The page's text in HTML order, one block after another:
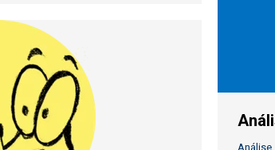
Análise,